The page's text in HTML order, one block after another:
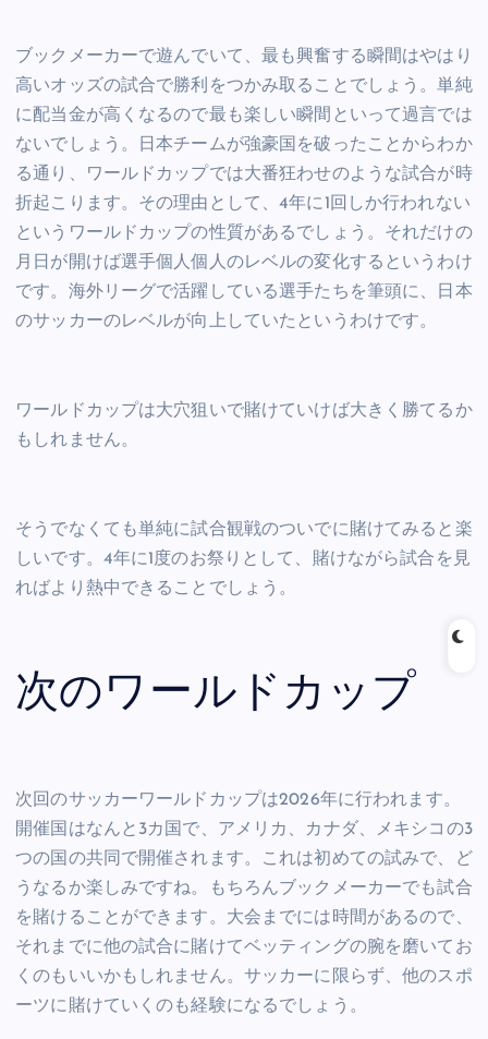
ブックメーカーで遊んでいて、最も興奮する瞬間はやはり
高いオッズの試合で勝利をつかみ取ることでしょう。単純
に配当金が高くなるので最も楽しい瞬間といって過言では
ないでしょう。日本チームが強豪国を破ったことからわか
る通り、ワールドカップでは大番狂わせのような試合が時
折起こります。その理由として、4年に1回しか行われない
というワールドカップの性質があるでしょう。それだけの
月日が開けば選手個人個人のレベルの変化するというわけ
です。海外リーグで活躍している選手たちを筆頭に、日本
のサッカーのレベルが向上していたというわけです。
ワールドカップは大穴狙いで賭けていけば大きく勝てるか
もしれません。
そうでなくても単純に試合観戦のついでに賭けてみると楽
しいです。4年に1度のお祭りとして、賭けながら試合を見
ればより熱中できることでしょう。
次のワールドカップ
次回のサッカーワールドカップは2026年に行われます。
開催国はなんと3カ国で、アメリカ、カナダ、メキシコの3
つの国の共同で開催されます。これは初めての試みで、ど
うなるか楽しみですね。もちろんブックメーカーでも試合
を賭けることができます。大会までには時間があるので、
それまでに他の試合に賭けてベッティングの腕を磨いてお
くのもいいかもしれません。サッカーに限らず、他のスポ
ーツに賭けていくのも経験になるでしょう。